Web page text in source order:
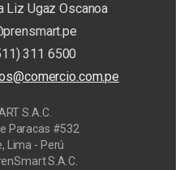
Liz Ugaz Oscanoa
311 6500
S.A.C.
Paracas #532
Lima - Perú
S.A.C.